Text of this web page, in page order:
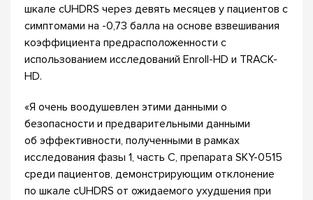
шкале cUHDRS через девять месяцев у пациентов с
симптомами на -0,73 балла на основе взвешивания
коэффициента предрасположенности с
использованием исследований Enroll-HD и TRACK-
HD.
«Я очень воодушевлен этими данными о
безопасности и предварительными данными
об эффективности, полученными в рамках
исследования фазы 1, часть C, препарата SKY-0515
среди пациентов, демонстрирующим отклонение
по шкале cUHDRS от ожидаемого ухудшения при